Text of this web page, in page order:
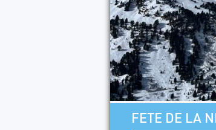
FETE DE LA